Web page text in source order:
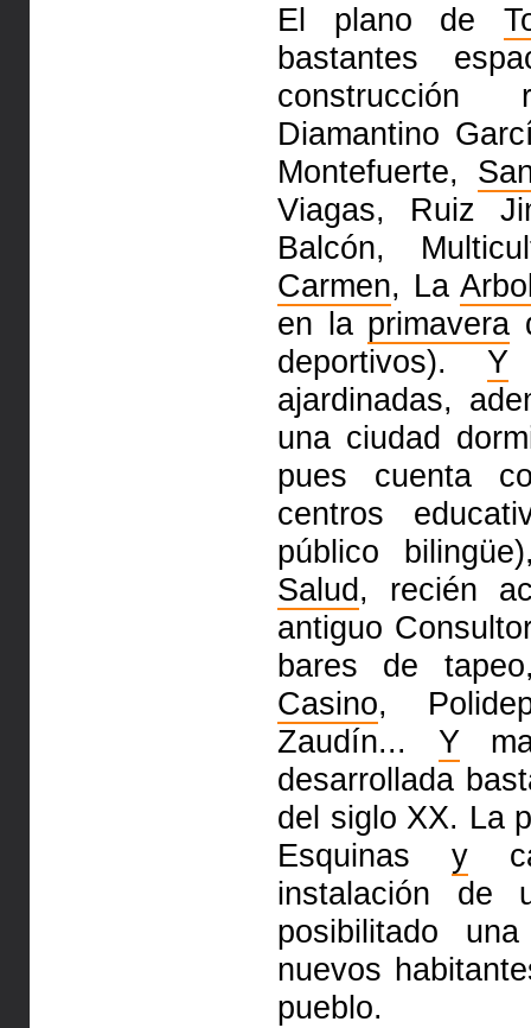
El plano de
bastantes
construcción
Diamantino
Montefuerte,
Viagas, Ruiz
Balcón,
Carmen, La
en la primavera
deportivos). Y
ajardinadas,
una ciudad
pues cuenta
centros
público
Salud, recién
antiguo
bares de
Casino,
Zaudín... Y
desarrollada
del siglo XX. La
Esquinasy
instalación de
posibilitado
nuevos
pueblo.